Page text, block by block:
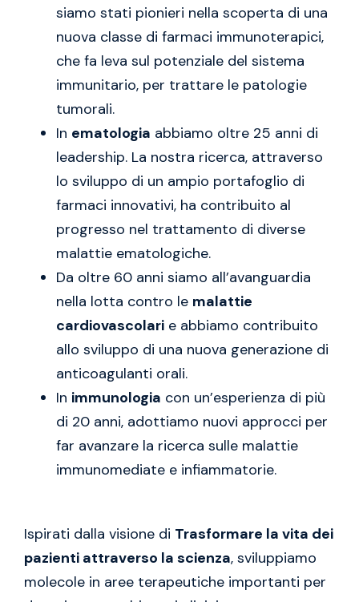
siamo stati pionieri nella scoperta di una
nuova classe di farmaci immunoterapici,
che fa leva sul potenziale del sistema
immunitario, per trattare le patologie
tumorali.
In ematologia abbiamo oltre 25 anni di
leadership. La nostra ricerca, attraverso
lo sviluppo di un ampio portafoglio di
farmaci innovativi, ha contribuito al
progresso nel trattamento di diverse
malattie ematologiche.
Da oltre 60 anni siamo all’avanguardia
nella lotta contro le malattie
cardiovascolari e abbiamo contribuito
allo sviluppo di una nuova generazione di
anticoagulanti orali.
In immunologia con un’esperienza di più
di 20 anni, adottiamo nuovi approcci per
far avanzare la ricerca sulle malattie
immunomediate e infiammatorie.
Ispirati dalla visione di Trasformare la vita dei
pazienti attraverso la scienza, sviluppiamo
molecole in aree terapeutiche importanti per